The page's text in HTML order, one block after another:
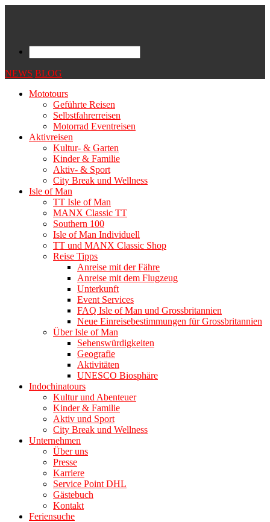
NEWS BLOG
Mototours
Geführte Reisen
Selbstfahrerreisen
Motorrad Eventreisen
Aktivreisen
Kultur- & Garten
Kinder & Familie
Aktiv- & Sport
City Break und Wellness
Isle of Man
TT Isle of Man
MANX Classic TT
Southern 100
Isle of Man Individuell
TT und MANX Classic Shop
Reise Tipps
Anreise mit der Fähre
Anreise mit dem Flugzeug
Unterkunft
Event Services
FAQ Isle of Man und Grossbritannien
Neue Einreisebestimmungen für Grossbritannien
Über Isle of Man
Sehenswürdigkeiten
Geografie
Aktivitäten
UNESCO Biosphäre
Indochinatours
Kultur und Abenteuer
Kinder & Familie
Aktiv und Sport
City Break und Wellness
Unternehmen
Über uns
Presse
Karriere
Service Point DHL
Gästebuch
Kontakt
Feriensuche